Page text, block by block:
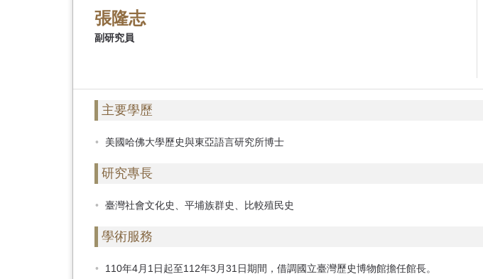
究
首
張隆志
副研究員
主要學歷
美國哈佛大學歷史與東亞語言研究所博士
研究專長
臺灣社會文化史、平埔族群史、比較殖民史
學術服務
110年4月1日起至112年3月31日期間，借調國立臺灣歷史博物館擔任館長。